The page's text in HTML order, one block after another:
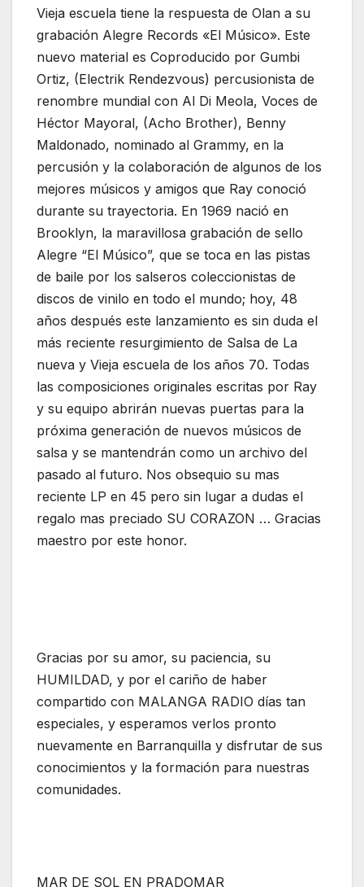
Vieja escuela tiene la respuesta de Olan a su
grabación Alegre Records «El Músico». Este
nuevo material es Coproducido por Gumbi
Ortiz, (Electrik Rendezvous) percusionista de
renombre mundial con Al Di Meola, Voces de
Héctor Mayoral, (Acho Brother), Benny
Maldonado, nominado al Grammy, en la
percusión y la colaboración de algunos de los
mejores músicos y amigos que Ray conoció
durante su trayectoria. En 1969 nació en
Brooklyn, la maravillosa grabación de sello
Alegre “El Músico”, que se toca en las pistas
de baile por los salseros coleccionistas de
discos de vinilo en todo el mundo; hoy, 48
años después este lanzamiento es sin duda el
más reciente resurgimiento de Salsa de La
nueva y Vieja escuela de los años 70. Todas
las composiciones originales escritas por Ray
y su equipo abrirán nuevas puertas para la
próxima generación de nuevos músicos de
salsa y se mantendrán como un archivo del
pasado al futuro. Nos obsequio su mas
reciente LP en 45 pero sin lugar a dudas el
regalo mas preciado SU CORAZON … Gracias
maestro por este honor.
Gracias por su amor, su paciencia, su
HUMILDAD, y por el cariño de haber
compartido con MALANGA RADIO días tan
especiales, y esperamos verlos pronto
nuevamente en Barranquilla y disfrutar de sus
conocimientos y la formación para nuestras
comunidades.
MAR DE SOL EN PRADOMAR